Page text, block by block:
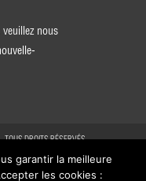
nous
DROITS RÉSERVÉS
garantir la meilleure
les cookies :